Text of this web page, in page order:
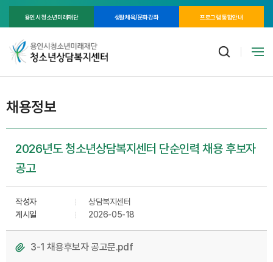
용인시 청소년미래재단 생활체육/문화강좌 프로그램 통합안내
채용정보
2026년도 청소년상담복지센터 단순인력 채용 후보자
공고
작성자
상담복지센터
게시일
2026-05-18
3-1 채용후보자 공고문.pdf